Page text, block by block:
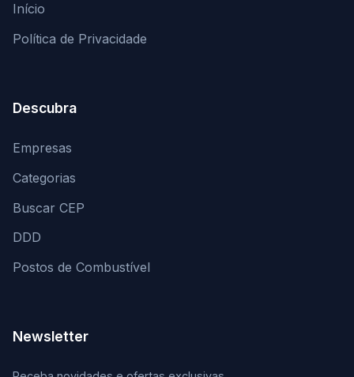
Início
Política de Privacidade
Descubra
Empresas
Categorias
Buscar CEP
DDD
Postos de Combustível
Newsletter